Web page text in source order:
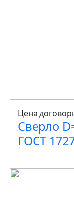
Цена
Сверло
ГОСТ